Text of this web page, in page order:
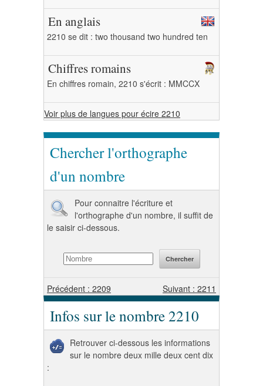
En anglais
2210 se dit : two thousand two hundred ten
Chiffres romains
En chiffres romain, 2210 s'écrit : MMCCX
Voir plus de langues pour écire 2210
Chercher l'orthographe
d'un nombre
Pour connaitre l'écriture et
l'orthographe d'un nombre, il suffit de
le saisir ci-dessous.
Précédent : 2209 Suivant : 2211
Infos sur le nombre 2210
Retrouver ci-dessous les informations
sur le nombre deux mille deux cent dix
: